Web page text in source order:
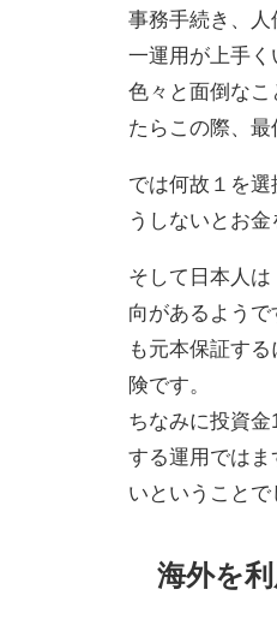
事務手続き、
一運用が上手く
色々と面倒な
たらこの際、最
では何故１を
うしないとお
そして日本人
向があるよう
も元本保証す
険です。
ちなみに投資
する運用では
いということで
海外を